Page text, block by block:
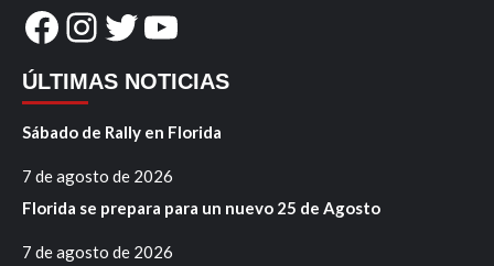
Facebook
Instagram
Twitter
YouTube
ÚLTIMAS NOTICIAS
Sábado de Rally en Florida
7 de agosto de 2026
Florida se prepara para un nuevo 25 de Agosto
7 de agosto de 2026